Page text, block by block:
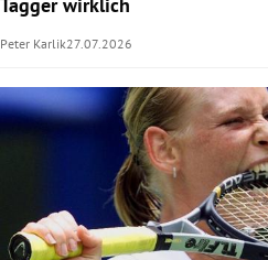
Peter Karlik27.07.2026